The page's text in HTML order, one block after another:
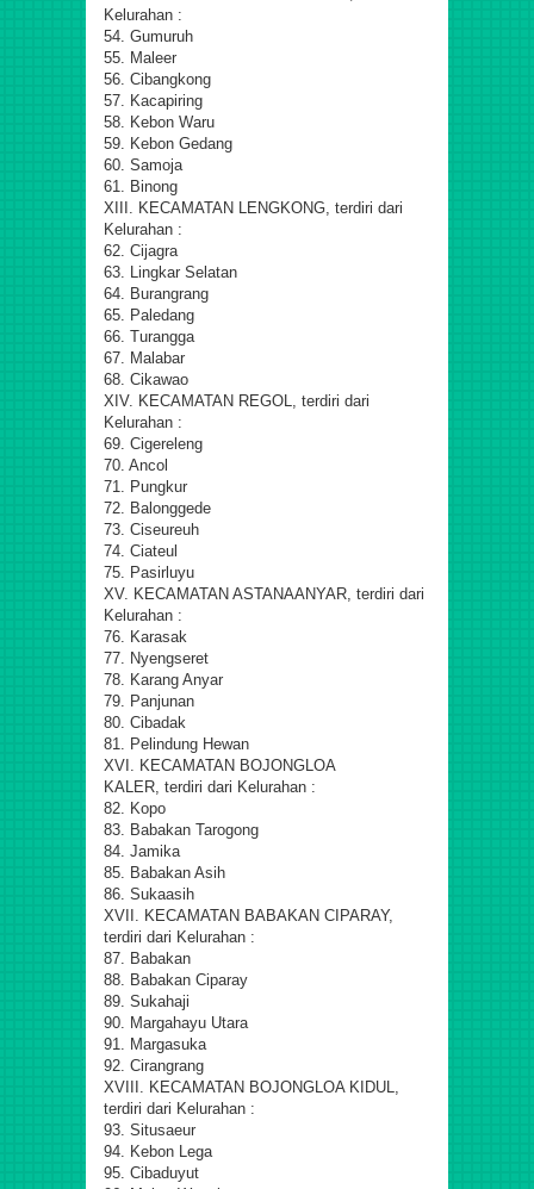
Kelurahan :
54. Gumuruh
55. Maleer
56. Cibangkong
57. Kacapiring
58. Kebon Waru
59. Kebon Gedang
60. Samoja
61. Binong
XIII. KECAMATAN LENGKONG, terdiri dari
Kelurahan :
62. Cijagra
63. Lingkar Selatan
64. Burangrang
65. Paledang
66. Turangga
67. Malabar
68. Cikawao
XIV. KECAMATAN REGOL, terdiri dari
Kelurahan :
69. Cigereleng
70. Ancol
71. Pungkur
72. Balonggede
73. Ciseureuh
74. Ciateul
75. Pasirluyu
XV. KECAMATAN ASTANAANYAR, terdiri dari
Kelurahan :
76. Karasak
77. Nyengseret
78. Karang Anyar
79. Panjunan
80. Cibadak
81. Pelindung Hewan
XVI. KECAMATAN BOJONGLOA
KALER, terdiri dari Kelurahan :
82. Kopo
83. Babakan Tarogong
84. Jamika
85. Babakan Asih
86. Sukaasih
XVII. KECAMATAN BABAKAN CIPARAY,
terdiri dari Kelurahan :
87. Babakan
88. Babakan Ciparay
89. Sukahaji
90. Margahayu Utara
91. Margasuka
92. Cirangrang
XVIII. KECAMATAN BOJONGLOA KIDUL,
terdiri dari Kelurahan :
93. Situsaeur
94. Kebon Lega
95. Cibaduyut